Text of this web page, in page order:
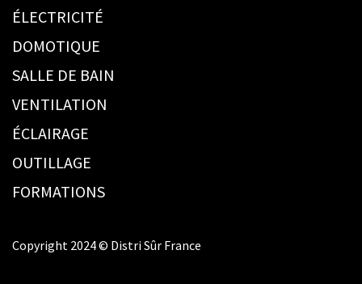
ÉLECTRICITÉ
DOMOTIQUE
SALLE DE BAIN
VENTILATION
ÉCLAIRAGE
OUTILLAGE
FORMATIONS
Copyright 2024 © Distri Sûr France